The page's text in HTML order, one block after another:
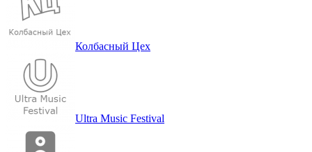
Кол­бас­ный Цех
Ultra Music Festival